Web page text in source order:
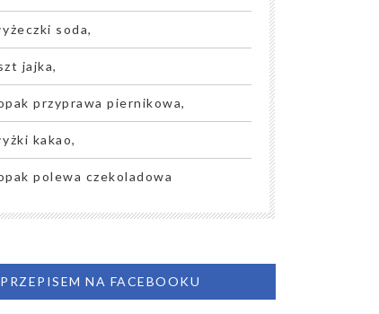
soda,
jajka,
przyprawa piernikowa,
kakao,
polewa czekoladowa
NA FACEBOOKU